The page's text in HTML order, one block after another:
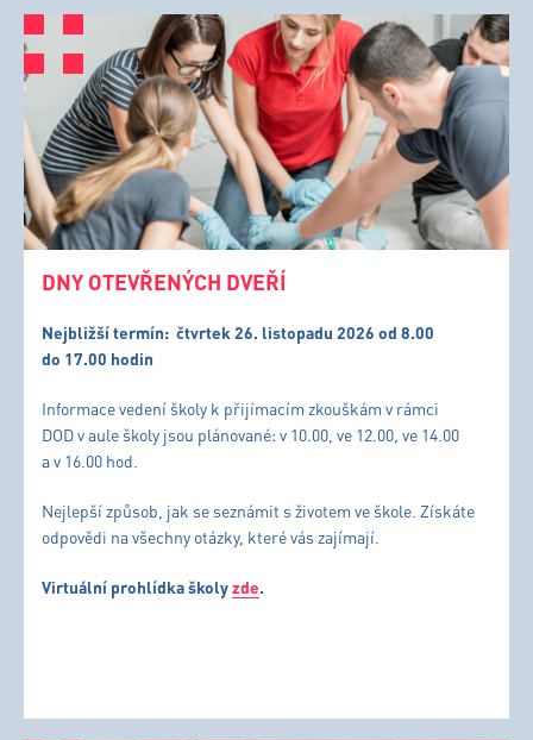
DNY OTEVŘENÝCH DVEŘÍ
Nejbližší termín: čtvrtek 26. listopadu 2026 od 8.00
do 17.00 hodin
Informace vedení školy k přijímacím zkouškám v rámci
DOD v aule školy jsou plánované: v 10.00, ve 12.00, ve 14.00
a v 16.00 hod.
Nejlepší způsob, jak se seznámit s životem ve škole. Získáte
odpovědi na všechny otázky, které vás zajímají.
Virtuální prohlídka školyzde.